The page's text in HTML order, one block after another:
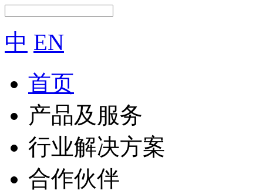
中 EN
首页
产品及服务
行业解决方案
合作伙伴